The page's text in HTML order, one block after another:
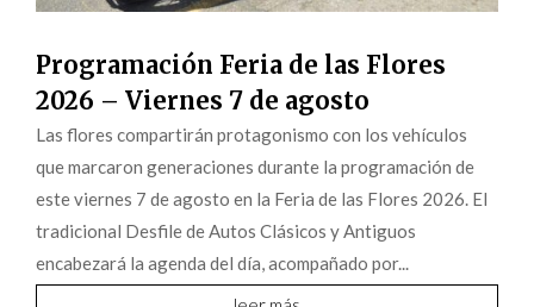
Programación Feria de las Flores
2026 – Viernes 7 de agosto
Las flores compartirán protagonismo con los vehículos
que marcaron generaciones durante la programación de
este viernes 7 de agosto en la Feria de las Flores 2026. El
tradicional Desfile de Autos Clásicos y Antiguos
encabezará la agenda del día, acompañado por...